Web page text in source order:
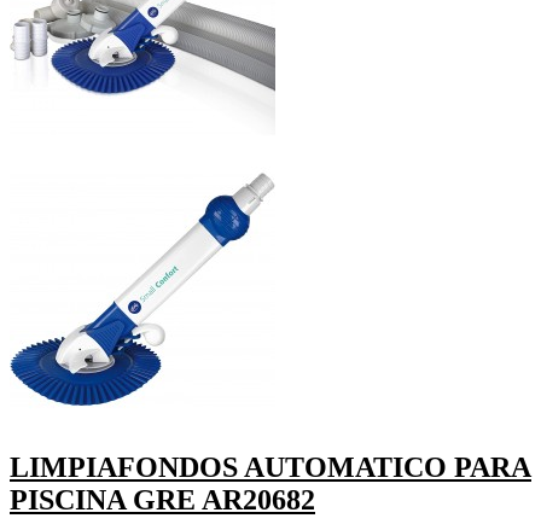
LIMPIAFONDOS AUTOMATICO PARA
PISCINA GRE AR20682